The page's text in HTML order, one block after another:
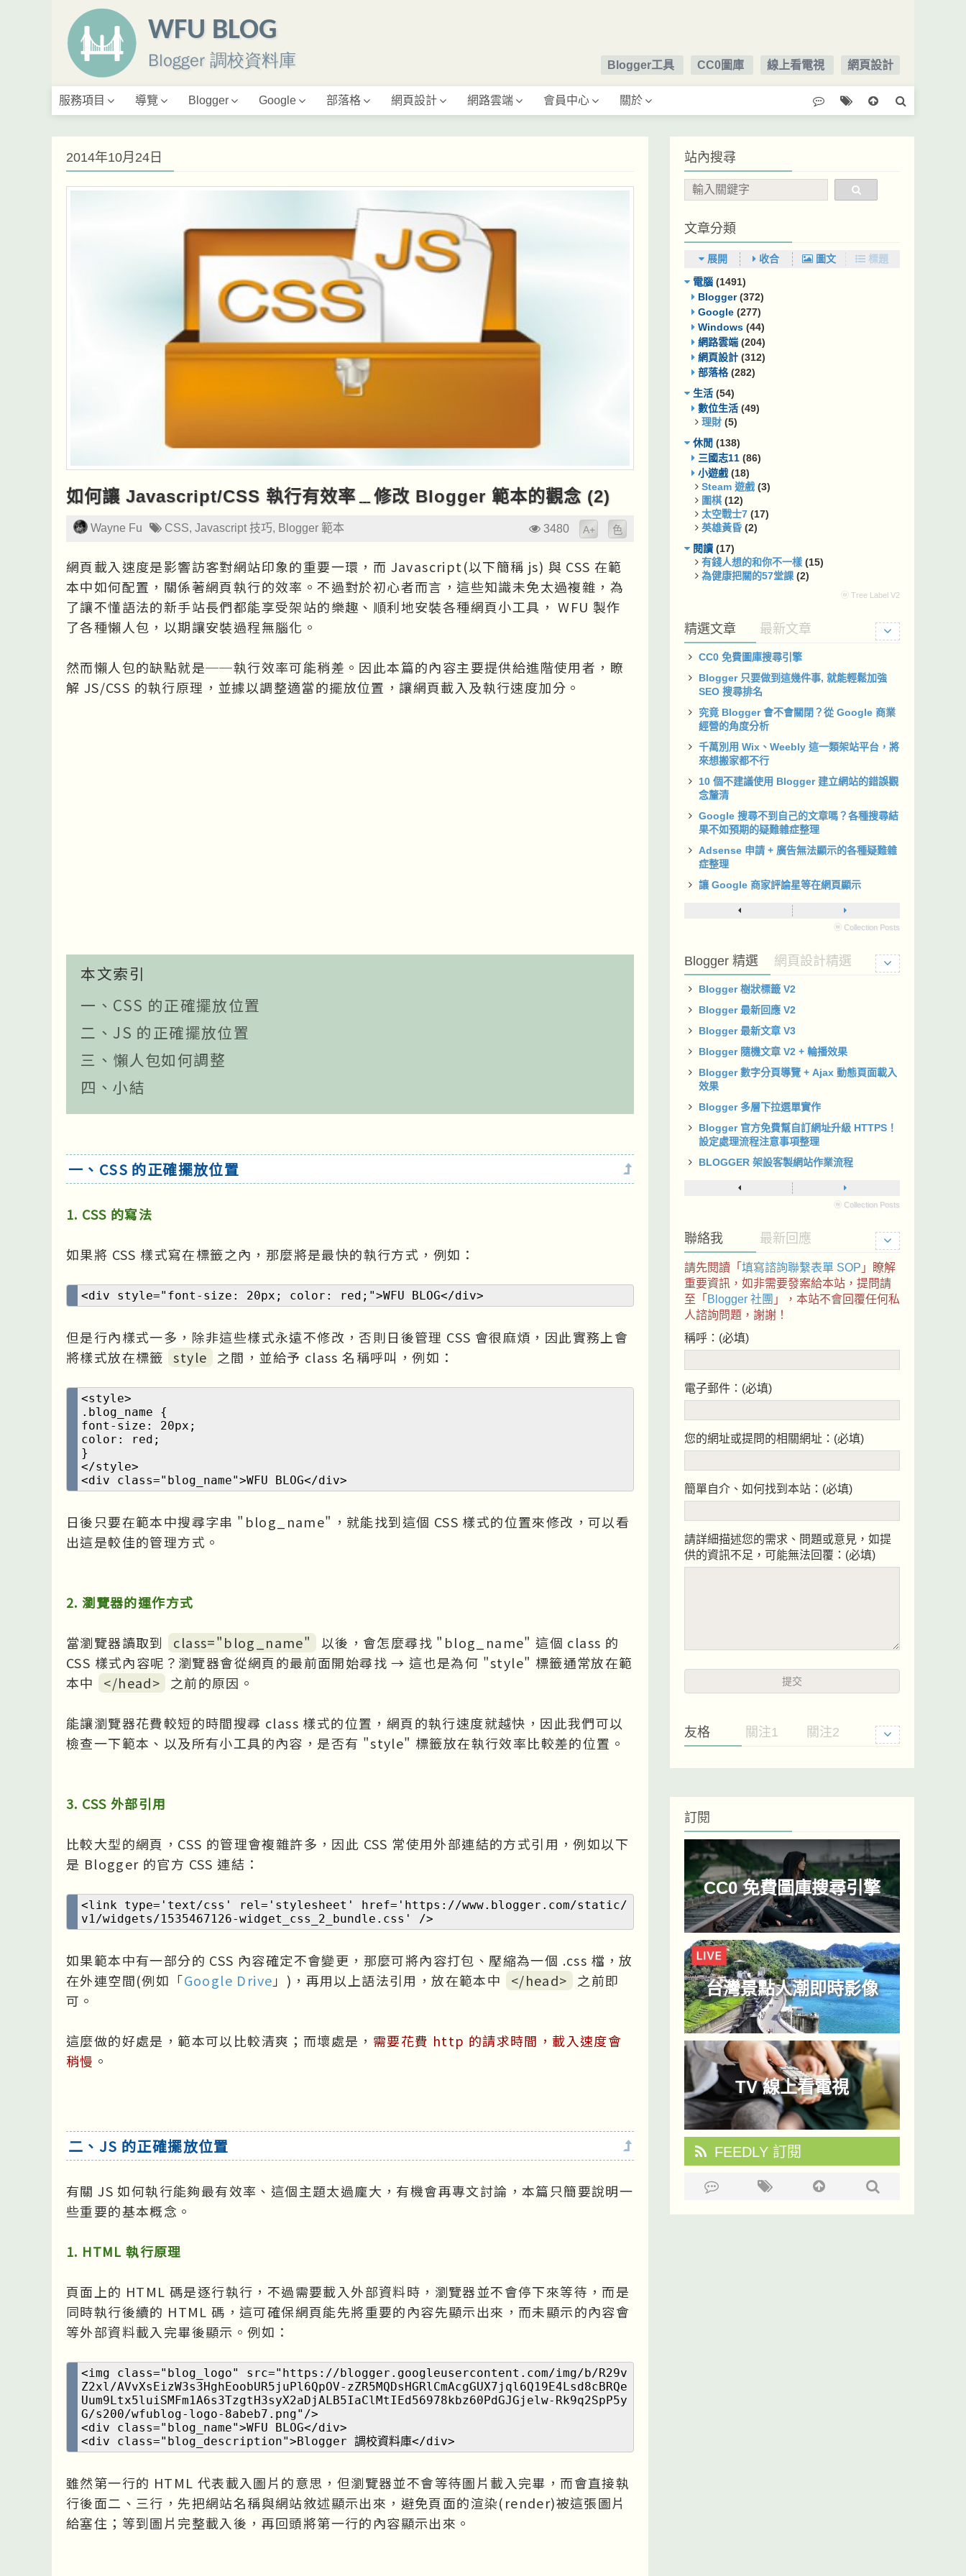
WFU BLOG
Blogger 調校資料庫 Blogger工具 CC0圖庫 線上看電視 網頁設計
服務項目 導覽 Blogger Google 部落格 網頁設計 網路雲端 會員中心 關於
2014年10月24日
如何讓 Javascript/CSS 執行有效率﹍修改 Blogger 範本的觀念 (2)
Wayne Fu CSS, Javascript 技巧, Blogger 範本 3480 A+ 色
網頁載入速度是影響訪客對網站印象的重要一環，而 Javascript(以下簡稱 js) 與 CSS 在範
本中如何配置，關係著網頁執行的效率。不過對於初心者而言，這些知識未免太過複雜，為
了讓不懂語法的新手站長們都能享受架站的樂趣、順利地安裝各種網頁小工具， WFU 製作
了各種懶人包，以期讓安裝過程無腦化。
然而懶人包的缺點就是──執行效率可能稍差。因此本篇的內容主要提供給進階使用者，瞭
解 JS/CSS 的執行原理，並據以調整適當的擺放位置，讓網頁載入及執行速度加分。
本文索引
一、CSS 的正確擺放位置
二、JS 的正確擺放位置
三、懶人包如何調整
四、小結
一、CSS 的正確擺放位置
1. CSS 的寫法
如果將 CSS 樣式寫在標籤之內，那麼將是最快的執行方式，例如：
<div style="font-size: 20px; color: red;">WFU BLOG</div>
但是行內樣式一多，除非這些樣式永遠不修改，否則日後管理 CSS 會很麻煩，因此實務上會
將樣式放在標籤 style 之間，並給予 class 名稱呼叫，例如：
<style>
.blog_name {
font-size: 20px;
color: red;
}
</style>
<div class="blog_name">WFU BLOG</div>
日後只要在範本中搜尋字串 "blog_name"，就能找到這個 CSS 樣式的位置來修改，可以看
出這是較佳的管理方式。
2. 瀏覽器的運作方式
當瀏覽器讀取到 class="blog_name"
以後，會怎麼尋找 "blog_name" 這個 class 的
CSS 樣式內容呢？瀏覽器會從網頁的最前面開始尋找 → 這也是為何 "style" 標籤通常放在範
本中
</head> 之前的原因。
能讓瀏覽器花費較短的時間搜尋 class 樣式的位置，網頁的執行速度就越快，因此我們可以
檢查一下範本、以及所有小工具的內容，是否有 "style" 標籤放在執行效率比較差的位置。
3. CSS 外部引用
比較大型的網頁，CSS 的管理會複雜許多，因此 CSS 常使用外部連結的方式引用，例如以下
是 Blogger 的官方 CSS 連結：
<link type='text/css' rel='stylesheet' href='https://www.blogger.com/static/
v1/widgets/1535467126-widget_css_2_bundle.css' />
如果範本中有一部分的 CSS 內容確定不會變更，那麼可將內容打包、壓縮為一個 .css 檔，放
在外連空間(例如「Google Drive 」)，再用以上語法引用，放在範本中 </head>
之前即
可。
這麼做的好處是，範本可以比較清爽；而壞處是， 需要花費 http 的請求時間，載入速度會
稍慢 。
二、JS 的正確擺放位置
有關 JS 如何執行能夠最有效率、這個主題太過龐大，有機會再專文討論，本篇只簡要說明一
些重要的基本概念。
1. HTML 執行原理
頁面上的 HTML 碼是逐行執行，不過需要載入外部資料時，瀏覽器並不會停下來等待，而是
同時執行後續的 HTML 碼，這可確保網頁能先將重要的內容先顯示出來，而未顯示的內容會
等外部資料載入完畢後顯示。例如：
<img class="blog_logo" src="https://blogger.googleusercontent.com/img/b/R29v
Z2xl/AVvXsEizW3s3HghEoobUR5juPl6QpOV-zZR5MQDsHGRlCmAcgGUX7jql6Q19E4Lsd8cBRQe
Uum9Ltx5luiSMFm1A6s3TzgtH3syX2aDjALB5IaClMtIEd56978kbz60PdGJGjelw-Rk9q2SpP5y
G/s200/wfublog-logo-8abeb7.png"/>
<div class="blog_name">WFU BLOG</div>
<div class="blog_description">Blogger 調校資料庫</div>
雖然第一行的 HTML 代表載入圖片的意思，但瀏覽器並不會等待圖片載入完畢，而會直接執
行後面二、三行，先把網站名稱與網站敘述顯示出來，避免頁面的渲染(render)被這張圖片
給塞住；等到圖片完整載入後，再回頭將第一行的內容顯示出來。
站內搜尋
文章分類
展開 收合 圖文
標題
電腦 (1491)
Blogger(372)
Google (277)
Windows (44)
網路雲端 (204)
網頁設計 (312)
部落格(282)
生活 (54)
數位生活 (49)
理財 (5)
休閒 (138)
三國志11 (86)
小遊戲 (18)
Steam 遊戲 (3)
圍棋 (12)
太空戰士7 (17)
英雄黃昏 (2)
閱讀 (17)
有錢人想的和你不一樣 (15)
為健康把關的57堂課 (2)
ⓦ Tree Label V2
精選文章 最新文章
CC0 免費圖庫搜尋引擎
Blogger 只要做到這幾件事, 就能輕鬆加強
SEO 搜尋排名
究竟 Blogger 會不會關閉？從 Google 商業
經營的角度分析
千萬別用 Wix、Weebly 這一類架站平台，將
來想搬家都不行
10 個不建議使用 Blogger 建立網站的錯誤觀
念釐清
Google 搜尋不到自己的文章嗎？各種搜尋結
果不如預期的疑難雜症整理
Adsense 申請 + 廣告無法顯示的各種疑難雜
症整理
讓 Google 商家評論星等在網頁顯示
ⓦ Collection Posts
Blogger 精選 網頁設計精選
Blogger 樹狀標籤 V2
Blogger 最新回應 V2
Blogger 最新文章 V3
Blogger 隨機文章 V2 + 輪播效果
Blogger 數字分頁導覽 + Ajax 動態頁面載入
效果
Blogger 多層下拉選單實作
Blogger 官方免費幫自訂網址升級 HTTPS！
設定處理流程注意事項整理
BLOGGER 架設客製網站作業流程
ⓦ Collection Posts
聯絡我 最新回應
請先閱讀「 填寫諮詢聯繫表單 SOP 」瞭解
重要資訊，如非需要發案給本站，提問請
至「 Blogger 社團 」，本站不會回覆任何私
人諮詢問題，謝謝！
稱呼：(必填)
電子郵件：(必填)
您的網址或提問的相關網址：(必填)
簡單自介、如何找到本站：(必填)
請詳細描述您的需求、問題或意見，如提
供的資訊不足，可能無法回覆：(必填)
友格 關注1 關注2
訂閱
CC0 免費圖庫搜尋引擎
台灣景點人潮即時影像
TV 線上看電視
FEEDLY 訂閱